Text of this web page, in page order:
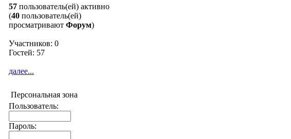
57 пользователь(ей) активно
(40 пользователь(ей)
просматривают Форум)
Участников: 0
Гостей: 57
далее...
Персональная зона
Пользователь:
Пароль: